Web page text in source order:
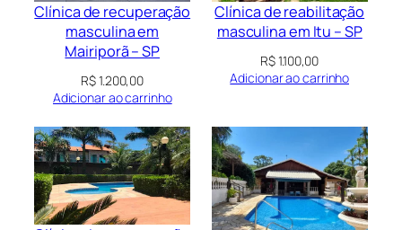
Clínica de recuperação
masculina em
Mairiporã – SP
R$1.200,00
Adicionar ao carrinho
Clínica de reabilitação
masculina em Itu – SP
R$1.100,00
Adicionar ao carrinho